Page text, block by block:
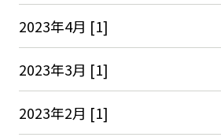
2023年4月 [1]
2023年3月 [1]
2023年2月 [1]